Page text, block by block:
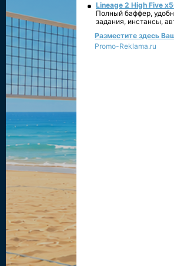
Lineage 2 High Five
Полный баффер,
задания, инстансы,
Разместите здесь
Promo-Reklama.ru